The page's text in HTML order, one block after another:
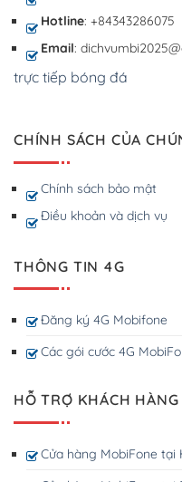
Hotline: +84343286075
Email:
trực tiếp bóng đá
CHÍNH SÁCH CỦA
Chính sách bảo mật
Điều khoản và dịch vụ
THÔNG TIN 4G
Đăng ký 4G Mobifone
Các gói cước 4G
HỖ TRỢ KHÁCH HÀNG
Cửa hàng MobiFone tại